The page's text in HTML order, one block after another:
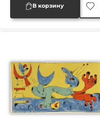
90,000 ₽.
В корзину